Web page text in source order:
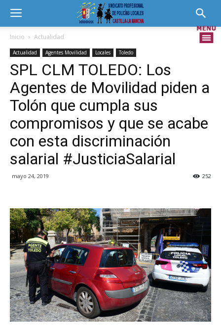
Inicio Actualidad
Actualidad Agentes Movilidad Locales Toledo
SPL CLM TOLEDO: Los
Agentes de Movilidad piden a
Tolón que cumpla sus
compromisos y que se acabe
con esta discriminación
salarial #JusticiaSalarial
mayo 24, 2019 252